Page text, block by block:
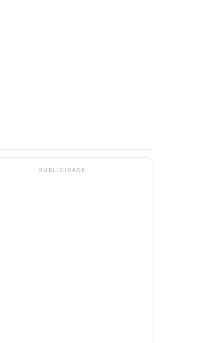
PUBLICIDADE